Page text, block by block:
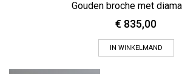
Gouden broche met
€ 835,00
IN WINKELMAND